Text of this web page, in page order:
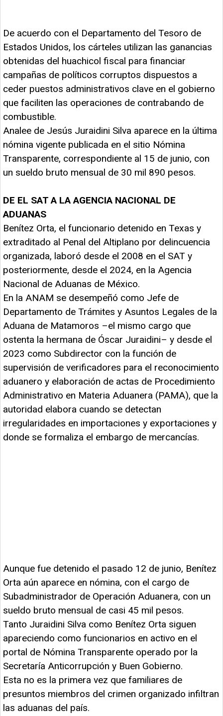
De acuerdo con el Departamento del Tesoro de
Estados Unidos, los cárteles utilizan las ganancias
obtenidas del huachicol fiscal para financiar
campañas de políticos corruptos dispuestos a
ceder puestos administrativos clave en el gobierno
que faciliten las operaciones de contrabando de
combustible.
Analee de Jesús Juraidini Silva aparece en la última
nómina vigente publicada en el sitio Nómina
Transparente, correspondiente al 15 de junio, con
un sueldo bruto mensual de 30 mil 890 pesos.
DE EL SAT A LA AGENCIA NACIONAL DE
ADUANAS
Benítez Orta, el funcionario detenido en Texas y
extraditado al Penal del Altiplano por delincuencia
organizada, laboró desde el 2008 en el SAT y
posteriormente, desde el 2024, en la Agencia
Nacional de Aduanas de México.
En la ANAM se desempeñó como Jefe de
Departamento de Trámites y Asuntos Legales de la
Aduana de Matamoros –el mismo cargo que
ostenta la hermana de Óscar Juraidini– y desde el
2023 como Subdirector con la función de
supervisión de verificadores para el reconocimiento
aduanero y elaboración de actas de Procedimiento
Administrativo en Materia Aduanera (PAMA), que la
autoridad elabora cuando se detectan
irregularidades en importaciones y exportaciones y
donde se formaliza el embargo de mercancías.
Aunque fue detenido el pasado 12 de junio, Benítez
Orta aún aparece en nómina, con el cargo de
Subadministrador de Operación Aduanera, con un
sueldo bruto mensual de casi 45 mil pesos.
Tanto Juraidini Silva como Benítez Orta siguen
apareciendo como funcionarios en activo en el
portal de Nómina Transparente operado por la
Secretaría Anticorrupción y Buen Gobierno.
Esta no es la primera vez que familiares de
presuntos miembros del crimen organizado infiltran
las aduanas del país.